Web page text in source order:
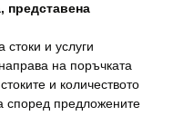
представена
и услуги
на поръчката
и количеството
според предложените